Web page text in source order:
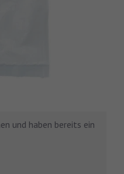
und haben bereits ein